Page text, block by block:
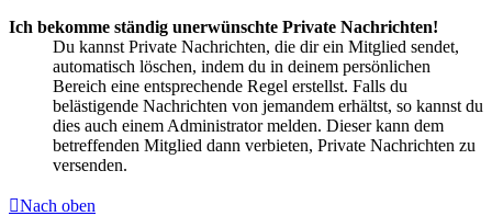
Ich bekomme ständig unerwünschte Private Nachrichten!
Du kannst Private Nachrichten, die dir ein Mitglied sendet,
automatisch löschen, indem du in deinem persönlichen
Bereich eine entsprechende Regel erstellst. Falls du
belästigende Nachrichten von jemandem erhältst, so kannst du
dies auch einem Administrator melden. Dieser kann dem
betreffenden Mitglied dann verbieten, Private Nachrichten zu
versenden.
Nach oben